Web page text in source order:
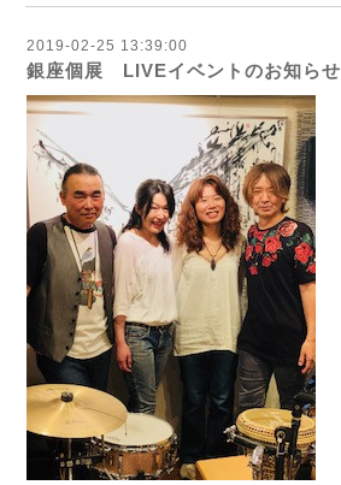
2019-02-25 13:39:00
銀座個展 LIVEイベントのお知らせ